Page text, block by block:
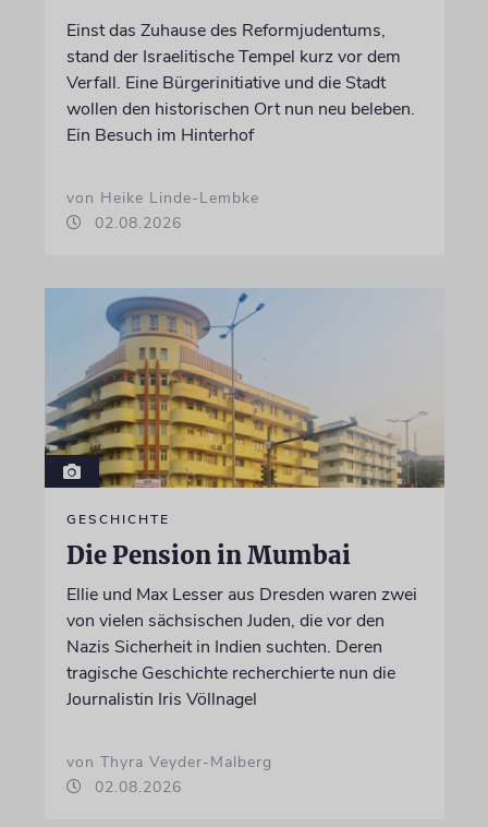
Einst das Zuhause des Reformjudentums,
stand der Israelitische Tempel kurz vor dem
Verfall. Eine Bürgerinitiative und die Stadt
wollen den historischen Ort nun neu beleben.
Ein Besuch im Hinterhof
von Heike Linde-Lembke
02.08.2026
GESCHICHTE
Die Pension in Mumbai
Ellie und Max Lesser aus Dresden waren zwei
von vielen sächsischen Juden, die vor den
Nazis Sicherheit in Indien suchten. Deren
tragische Geschichte recherchierte nun die
Journalistin Iris Völlnagel
von Thyra Veyder-Malberg
02.08.2026